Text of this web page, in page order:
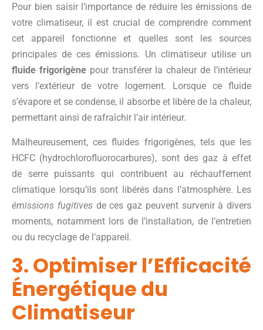
Pour bien saisir l’importance de réduire les émissions de
votre climatiseur, il est crucial de comprendre comment
cet appareil fonctionne et quelles sont les sources
principales de ces émissions. Un climatiseur utilise un
fluide frigorigènepour transférer la chaleur de l’intérieur
vers l’extérieur de votre logement. Lorsque ce fluide
s’évapore et se condense, il absorbe et libère de la chaleur,
permettant ainsi de rafraîchir l’air intérieur.
Malheureusement, ces fluides frigorigènes, tels que les
HCFC (hydrochlorofluorocarbures), sont des gaz à effet
de serre puissants qui contribuent au réchauffement
climatique lorsqu’ils sont libérés dans l’atmosphère. Les
émissions fugitivesde ces gaz peuvent survenir à divers
moments, notamment lors de l’installation, de l’entretien
ou du recyclage de l’appareil.
3. Optimiser l’Efficacité
Énergétique du
Climatiseur